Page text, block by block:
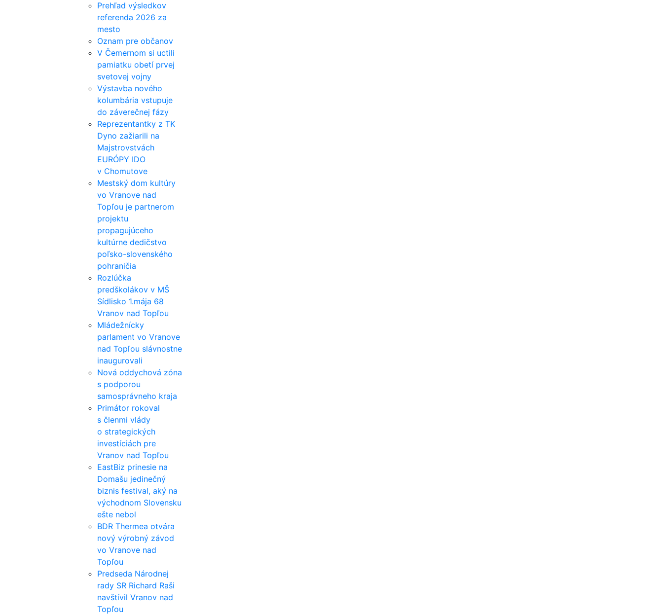
Prehľad výsledkov
referenda 2026 za
mesto
Oznam pre občanov
V Čemernom si uctili
pamiatku obetí prvej
svetovej vojny
Výstavba nového
kolumbária vstupuje
do záverečnej fázy
Reprezentantky z TK
Dyno zažiarili na
Majstrovstvách
EURÓPY IDO
v Chomutove
Mestský dom kultúry
vo Vranove nad
Topľou je partnerom
projektu
propagujúceho
kultúrne dedičstvo
poľsko-slovenského
pohraničia
Rozlúčka
predškolákov v MŠ
Sídlisko 1.mája 68
Vranov nad Topľou
Mládežnícky
parlament vo Vranove
nad Topľou slávnostne
inaugurovali
Nová oddychová zóna
s podporou
samosprávneho kraja
Primátor rokoval
s členmi vlády
o strategických
investíciách pre
Vranov nad Topľou
EastBiz prinesie na
Domašu jedinečný
biznis festival, aký na
východnom Slovensku
ešte nebol
BDR Thermea otvára
nový výrobný závod
vo Vranove nad
Topľou
Predseda Národnej
rady SR Richard Raši
navštívil Vranov nad
Topľou